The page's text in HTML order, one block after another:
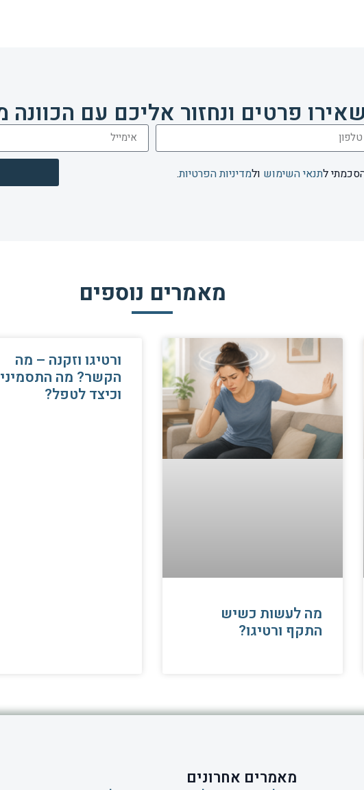
פרטים ונחזור אליכם עם הכוונה
לתנאי השימוש ולמדיניות הפרטיות.
מאמרים נוספים
​מה לעשות כשיש
התקף ורטיגו?
ורטיגו וזקנה – מה
הקשר? מה
וכיצד לטפל?
מאמרים אחרונים